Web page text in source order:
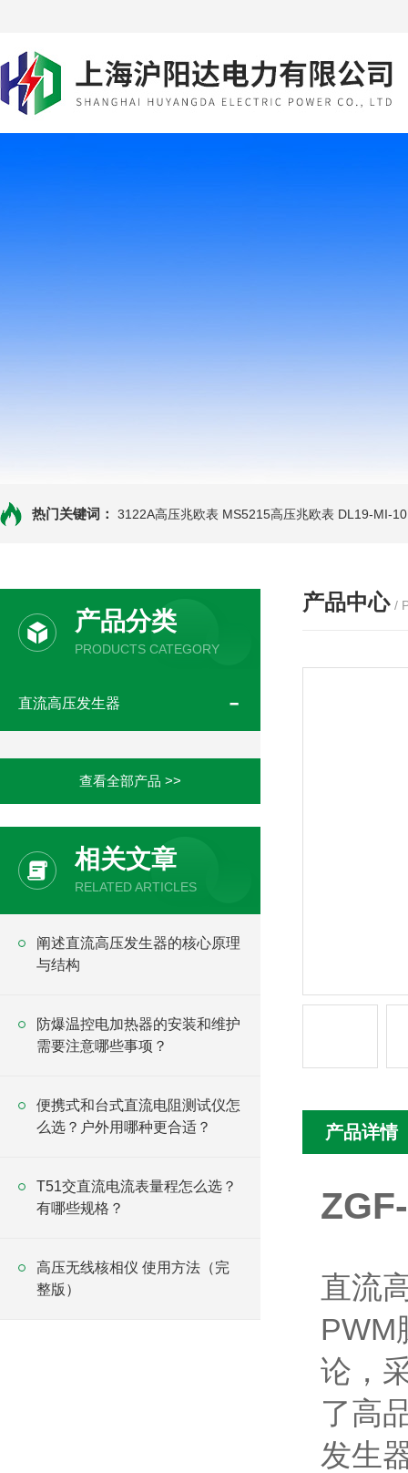
热门关键词： 3122A高压兆欧表 MS5215高压兆欧表 DL19-MI-
产品分类
PRODUCTS CATEGORY
直流高压发生器
查看全部产品 >>
相关文章
RELATED ARTICLES
阐述直流高压发生器的核心原理
与结构
防爆温控电加热器的安装和维护
需要注意哪些事项？
便携式和台式直流电阻测试仪怎
么选？户外用哪种更合适？
T51交直流电流表量程怎么选？
有哪些规格？
高压无线核相仪 使用方法（完
整版）
产品中心 /
产品详情
直流
PWM
论，
了高
发生